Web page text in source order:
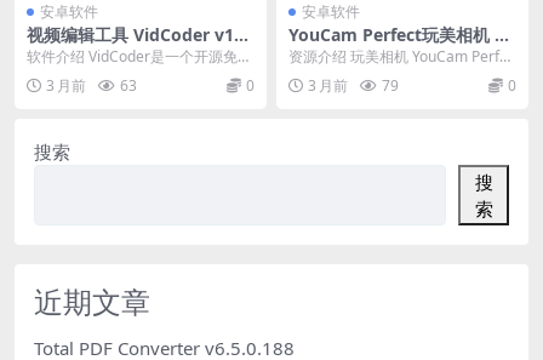
安卓软件
视频编辑工具 VidCoder v12.
14绿色版
软件介绍 VidCoder是一个开源免费
的视频转换器，使用HandBrake作
为...3 月前 63 0
安卓软件
YouCam Perfect玩美相机 v
6.17.3高级版
资源介绍 玩美相机 YouCam Perfec
t 是全球超过3亿下载量的修图、
自...3 月前 79 0
搜索
搜
索
近期文章
Total PDF Converter v6.5.0.188